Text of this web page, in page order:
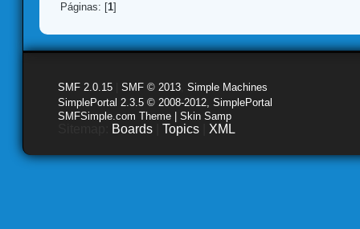
Páginas: [1]
SMF 2.0.15 SMF © 2013 Simple Machines
SimplePortal 2.3.5 © 2008-2012, SimplePortal
SMFSimple.com Theme | Skin Samp
Boards Topics XML